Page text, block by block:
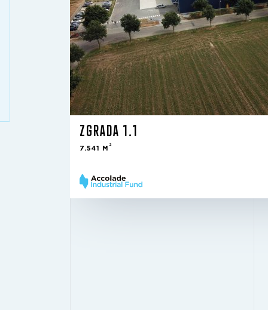
ZGRADA 1.1
7.541 M 2
Iznajmljeno
Gold